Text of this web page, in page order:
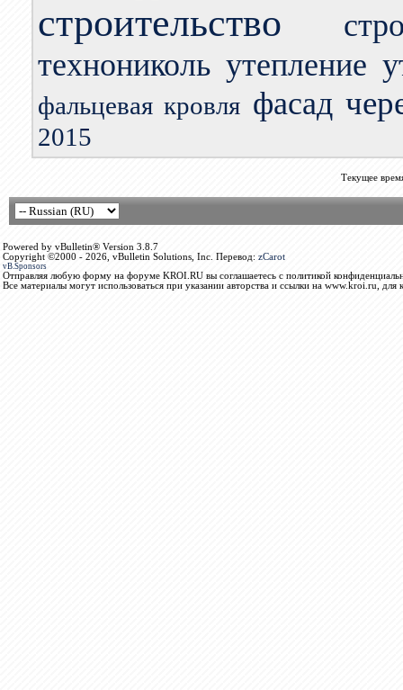
строительство
технониколь утепление
фальцевая кровля фасад
2015
Текущее
Powered by vBulletin® Version 3.8.7
Copyright ©2000 - 2026, vBulletin Solutions, Inc. Перевод: zCarot
vB.Sponsors
Отправляя любую форму на форуме KROI.RU вы соглашаетесь с политикой
Все материалы могут использоваться при указании авторства и ссылки на www.kroi.ru, для